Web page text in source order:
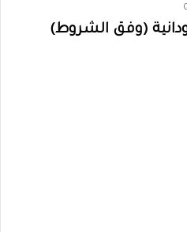
(وفق الشروط)